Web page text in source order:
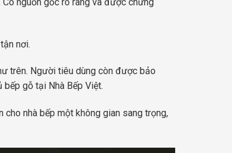
nơi.
trên. Người tiêu dùng còn được bảo
bếp gỗ tại Nhà Bếp Việt.
cho nhà bếp một không gian sang trọng,